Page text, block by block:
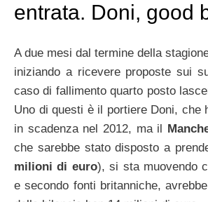
entrata. Doni, good
A due mesi dal termine della
iniziando a ricevere proposte sui
caso di fallimento quarto posto
Uno di questi è il portiere Doni, che
in scadenza nel 2012, ma il
che sarebbe stato disposto a
milioni di euro), si sta muovendo
e secondo fonti britanniche,